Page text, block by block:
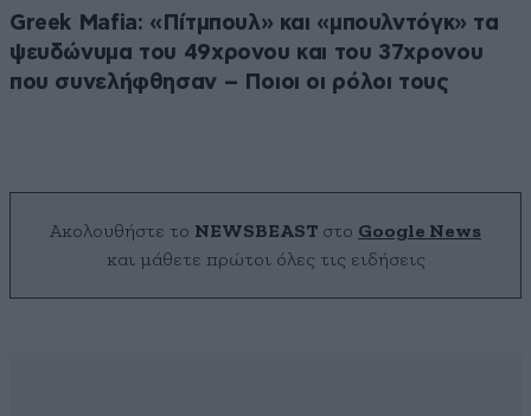
Greek Μafia: «Πίτμπουλ» και «μπουλντόγκ» τα
ψευδώνυμα του 49χρονου και του 37χρονου
που συνελήφθησαν – Ποιοι οι ρόλοι τους
Ακολουθήστε το NEWSBEAST στο Google News
και μάθετε πρώτοι όλες τις ειδήσεις